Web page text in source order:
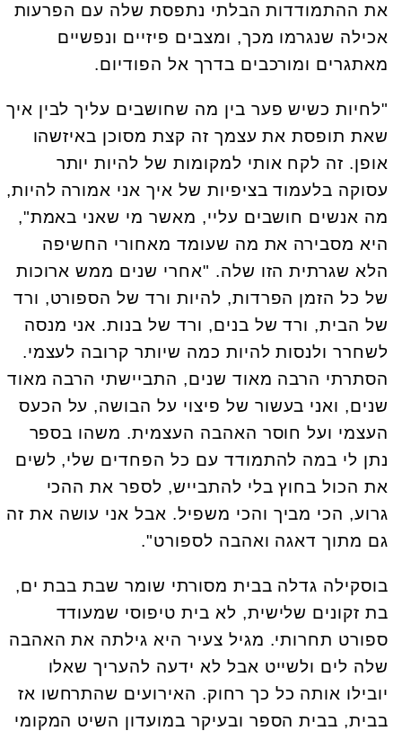
את ההתמודדות הבלתי נתפסת שלה עם הפרעות
אכילה שנגרמו מכך, ומצבים פיזיים ונפשיים
מאתגרים ומורכבים בדרך אל הפודיום.
"לחיות כשיש פער בין מה שחושבים עליך לבין איך
שאת תופסת את עצמך זה קצת מסוכן באיזשהו
אופן. זה לקח אותי למקומות של להיות יותר
עסוקה בלעמוד בציפיות של איך אני אמורה להיות,
מה אנשים חושבים עליי, מאשר מי שאני באמת",
היא מסבירה את מה שעומד מאחורי החשיפה
הלא שגרתית הזו שלה. "אחרי שנים ממש ארוכות
של כל הזמן הפרדות, להיות ורד של הספורט, ורד
של הבית, ורד של בנים, ורד של בנות. אני מנסה
לשחרר ולנסות להיות כמה שיותר קרובה לעצמי.
הסתרתי הרבה מאוד שנים, התביישתי הרבה מאוד
שנים, ואני בעשור של פיצוי על הבושה, על הכעס
העצמי ועל חוסר האהבה העצמית. משהו בספר
נתן לי במה להתמודד עם כל הפחדים שלי, לשים
את הכול בחוץ בלי להתבייש, לספר את ההכי
גרוע, הכי מביך והכי משפיל. אבל אני עושה את זה
גם מתוך דאגה ואהבה לספורט".
בוסקילה גדלה בבית מסורתי שומר שבת בבת ים,
בת זקונים שלישית, לא בית טיפוסי שמעודד
ספורט תחרותי. מגיל צעיר היא גילתה את האהבה
שלה לים ולשייט אבל לא ידעה להעריך שאלו
יובילו אותה כל כך רחוק. האירועים שהתרחשו אז
בבית, בבית הספר ובעיקר במועדון השיט המקומי